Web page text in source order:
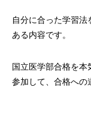
自分に合った学習
ある内容です。
国立医学部合格を本
参加して、合格への